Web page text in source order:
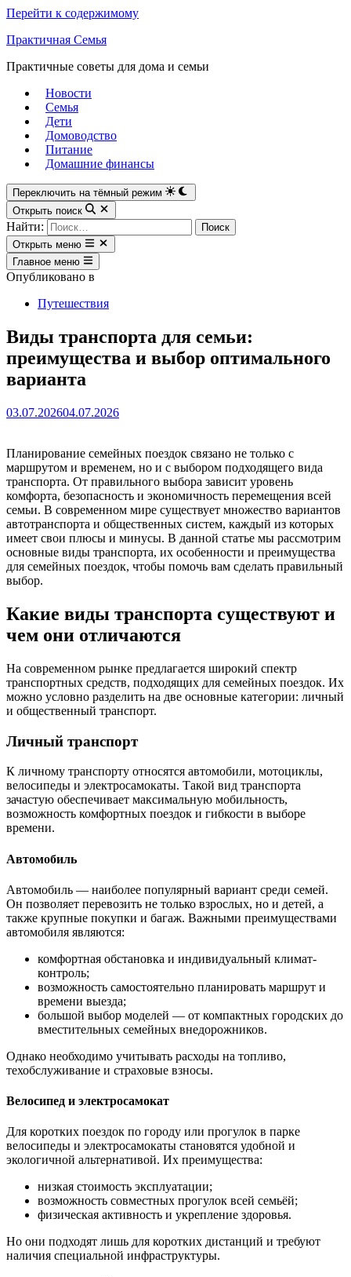
Перейти к содержимому
Практичная Семья
Практичные советы для дома и семьи
Новости
Семья
Дети
Домоводство
Питание
Домашние финансы
Переключить на тёмный режим
Открыть поиск
Найти:
Открыть меню
Главное меню
Опубликовано в
Путешествия
Виды транспорта для семьи:
преимущества и выбор оптимального
варианта
03.07.202604.07.2026
Планирование семейных поездок связано не только с
маршрутом и временем, но и с выбором подходящего вида
транспорта. От правильного выбора зависит уровень
комфорта, безопасность и экономичность перемещения всей
семьи. В современном мире существует множество вариантов
автотранспорта и общественных систем, каждый из которых
имеет свои плюсы и минусы. В данной статье мы рассмотрим
основные виды транспорта, их особенности и преимущества
для семейных поездок, чтобы помочь вам сделать правильный
выбор.
Какие виды транспорта существуют и
чем они отличаются
На современном рынке предлагается широкий спектр
транспортных средств, подходящих для семейных поездок. Их
можно условно разделить на две основные категории: личный
и общественный транспорт.
Личный транспорт
К личному транспорту относятся автомобили, мотоциклы,
велосипеды и электросамокаты. Такой вид транспорта
зачастую обеспечивает максимальную мобильность,
возможность комфортных поездок и гибкости в выборе
времени.
Автомобиль
Автомобиль — наиболее популярный вариант среди семей.
Он позволяет перевозить не только взрослых, но и детей, а
также крупные покупки и багаж. Важными преимуществами
автомобиля являются:
комфортная обстановка и индивидуальный климат-
контроль;
возможность самостоятельно планировать маршрут и
времени выезда;
большой выбор моделей — от компактных городских до
вместительных семейных внедорожников.
Однако необходимо учитывать расходы на топливо,
техобслуживание и страховые взносы.
Велосипед и электросамокат
Для коротких поездок по городу или прогулок в парке
велосипеды и электросамокаты становятся удобной и
экологичной альтернативой. Их преимущества:
низкая стоимость эксплуатации;
возможность совместных прогулок всей семьёй;
физическая активность и укрепление здоровья.
Но они подходят лишь для коротких дистанций и требуют
наличия специальной инфраструктуры.